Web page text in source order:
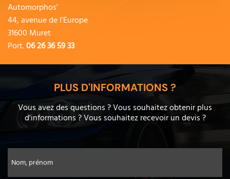
Automorphos'
44, avenue de l'Europe
31600 Muret
Port.06 26 36 59 33
PLUS D'INFORMATIONS ?
Vous avez des questions ? Vous souhaitez obtenir plus
d'informations ? Vous souhaitez recevoir un devis ?
Nom, prénom